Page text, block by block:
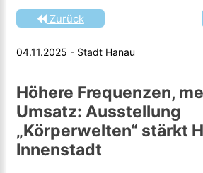
Zurück
04.11.2025 - Stadt Hanau
Höhere Frequenzen,
Umsatz: Ausstellung
„Körperwelten“ stärkt
Innenstadt